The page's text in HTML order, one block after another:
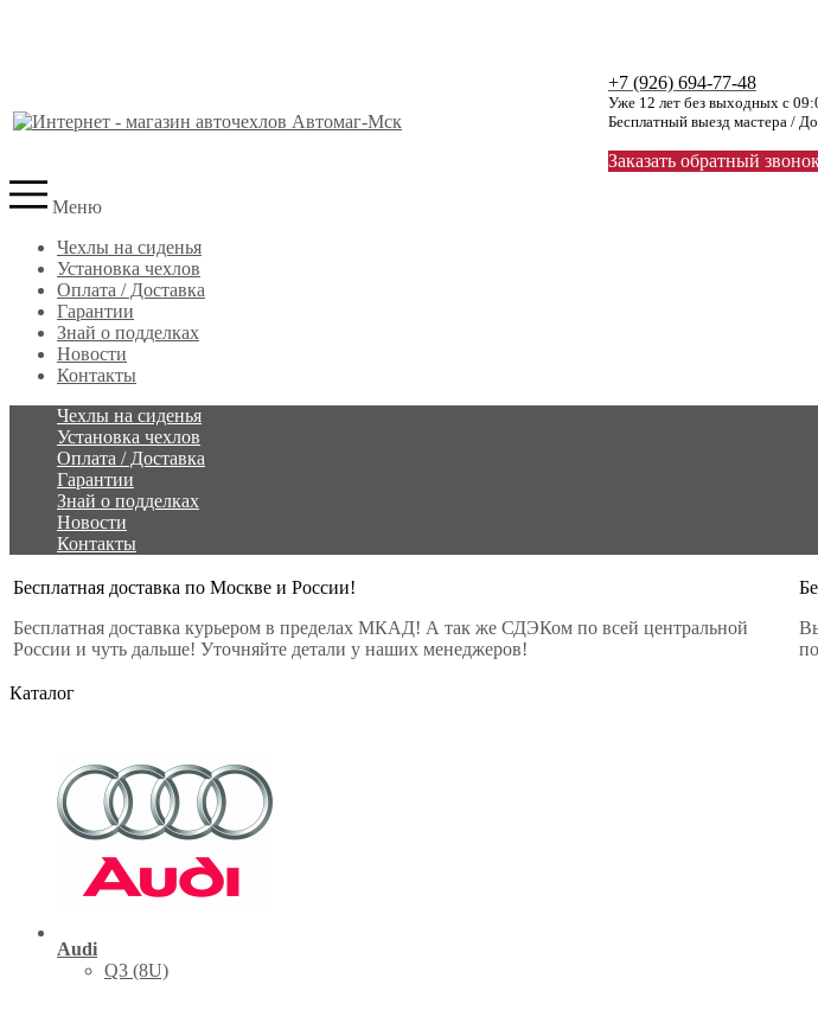
+7 (926) 694-77-48
Уже 12 лет без выходных с
Бесплатный выезд мастера /
Заказать обратный
Меню
Чехлы на сиденья
Установка чехлов
Оплата / Доставка
Гарантии
Знай о подделках
Новости
Контакты
Чехлы на сиденья
Установка чехлов
Оплата / Доставка
Гарантии
Знай о подделках
Новости
Контакты
Бесплатная доставка по Москве и России!
Бесплатная доставка курьером в пределах МКАД! А так же СДЭКом по всей центральной
России и чуть дальше! Уточняйте детали у наших менеджеров!
Каталог
Audi
Q3 (8U)